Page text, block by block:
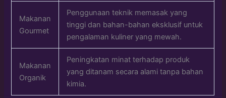
Makanan
Gourmet
Penggunaan teknik memasak yang
tinggi dan bahan-bahan eksklusif untuk
pengalaman kuliner yang mewah.
Makanan
Organik
Peningkatan minat terhadap produk
yang ditanam secara alami tanpa bahan
kimia.